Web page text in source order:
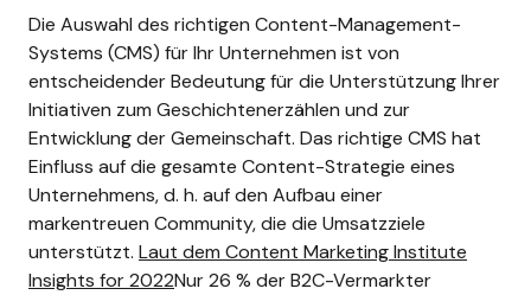
Die Auswahl des richtigen Content-Management-
Systems (CMS) für Ihr Unternehmen ist von
entscheidender Bedeutung für die Unterstützung Ihrer
Initiativen zum Geschichtenerzählen und zur
Entwicklung der Gemeinschaft. Das richtige CMS hat
Einfluss auf die gesamte Content-Strategie eines
Unternehmens, d. h. auf den Aufbau einer
markentreuen Community, die die Umsatzziele
unterstützt. Laut dem Content Marketing Institute
Insights for 2022Nur 26 % der B2C-Vermarkter